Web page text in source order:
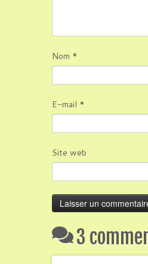
Nom *
E-mail *
Site web
3